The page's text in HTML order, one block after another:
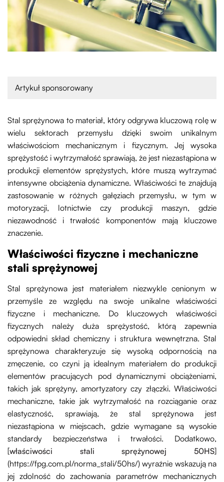
Artykuł sponsorowany
Stal sprężynowa to materiał, który odgrywa kluczową rolę w
wielu sektorach przemysłu dzięki swoim unikalnym
właściwościom mechanicznym i fizycznym. Jej wysoka
sprężystość i wytrzymałość sprawiają, że jest niezastąpiona w
produkcji elementów sprężystych, które muszą wytrzymać
intensywne obciążenia dynamiczne. Właściwości te znajdują
zastosowanie w różnych gałęziach przemysłu, w tym w
motoryzacji, lotnictwie czy produkcji maszyn, gdzie
niezawodność i trwałość komponentów mają kluczowe
znaczenie.
Właściwości fizyczne i mechaniczne
stali sprężynowej
Stal sprężynowa jest materiałem niezwykle cenionym w
przemyśle ze względu na swoje unikalne właściwości
fizyczne i mechaniczne. Do kluczowych właściwości
fizycznych należy duża sprężystość, którą zapewnia
odpowiedni skład chemiczny i struktura wewnętrzna. Stal
sprężynowa charakteryzuje się wysoką odpornością na
zmęczenie, co czyni ją idealnym materiałem do produkcji
elementów pracujących pod dynamicznymi obciążeniami,
takich jak sprężyny, amortyzatory czy złączki. Właściwości
mechaniczne, takie jak wytrzymałość na rozciąganie oraz
elastyczność, sprawiają, że stal sprężynowa jest
niezastąpiona w miejscach, gdzie wymagane są wysokie
standardy bezpieczeństwa i trwałości. Dodatkowo,
[właściwości stali sprężynowej 50HS]
(https://fpg.com.pl/norma_stali/50hs/) wyraźnie wskazują na
jej zdolność do zachowania parametrów mechanicznych